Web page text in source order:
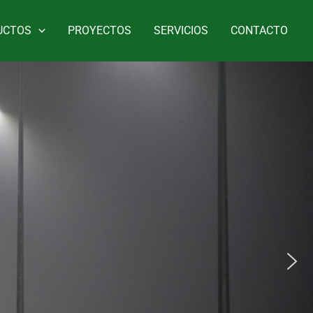
PROYECTOS SERVICIOS CONTACTO